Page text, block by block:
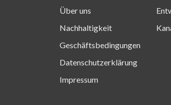
Über uns
Nachhaltigkeit
Geschäftsbedingungen
Datenschutzerklärung
Impressum